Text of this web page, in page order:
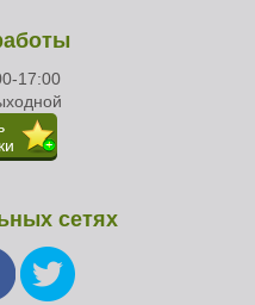
17:00
сетях